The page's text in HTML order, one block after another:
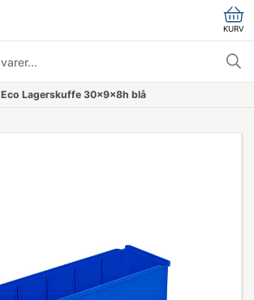
KURV
Eco Lagerskuffe 30x9x8h blå